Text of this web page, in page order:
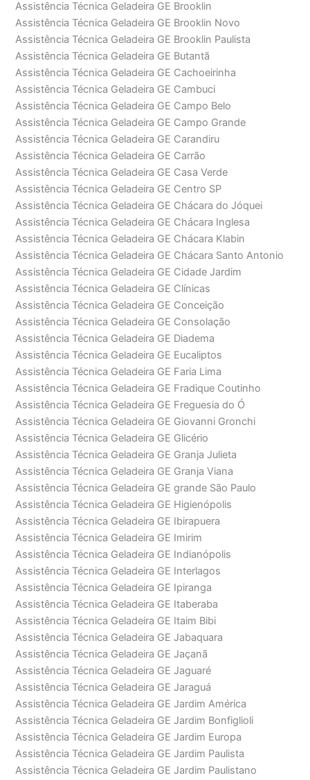
Assistência Técnica Geladeira GE Brooklin
Assistência Técnica Geladeira GE Brooklin Novo
Assistência Técnica Geladeira GE Brooklin Paulista
Assistência Técnica Geladeira GE Butantã
Assistência Técnica Geladeira GE Cachoeirinha
Assistência Técnica Geladeira GE Cambuci
Assistência Técnica Geladeira GE Campo Belo
Assistência Técnica Geladeira GE Campo Grande
Assistência Técnica Geladeira GE Carandiru
Assistência Técnica Geladeira GE Carrão
Assistência Técnica Geladeira GE Casa Verde
Assistência Técnica Geladeira GE Centro SP
Assistência Técnica Geladeira GE Chácara do Jóquei
Assistência Técnica Geladeira GE Chácara Inglesa
Assistência Técnica Geladeira GE Chácara Klabin
Assistência Técnica Geladeira GE Chácara Santo Antonio
Assistência Técnica Geladeira GE Cidade Jardim
Assistência Técnica Geladeira GE Clínicas
Assistência Técnica Geladeira GE Conceição
Assistência Técnica Geladeira GE Consolação
Assistência Técnica Geladeira GE Diadema
Assistência Técnica Geladeira GE Eucaliptos
Assistência Técnica Geladeira GE Faria Lima
Assistência Técnica Geladeira GE Fradique Coutinho
Assistência Técnica Geladeira GE Freguesia do Ó
Assistência Técnica Geladeira GE Giovanni Gronchi
Assistência Técnica Geladeira GE Glicério
Assistência Técnica Geladeira GE Granja Julieta
Assistência Técnica Geladeira GE Granja Viana
Assistência Técnica Geladeira GE grande São Paulo
Assistência Técnica Geladeira GE Higienópolis
Assistência Técnica Geladeira GE Ibirapuera
Assistência Técnica Geladeira GE Imirim
Assistência Técnica Geladeira GE Indianópolis
Assistência Técnica Geladeira GE Interlagos
Assistência Técnica Geladeira GE Ipiranga
Assistência Técnica Geladeira GE Itaberaba
Assistência Técnica Geladeira GE Itaim Bibi
Assistência Técnica Geladeira GE Jabaquara
Assistência Técnica Geladeira GE Jaçanã
Assistência Técnica Geladeira GE Jaguaré
Assistência Técnica Geladeira GE Jaraguá
Assistência Técnica Geladeira GE Jardim América
Assistência Técnica Geladeira GE Jardim Bonfiglioli
Assistência Técnica Geladeira GE Jardim Europa
Assistência Técnica Geladeira GE Jardim Paulista
Assistência Técnica Geladeira GE Jardim Paulistano